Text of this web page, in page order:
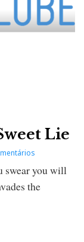
Lie
swear you will
the